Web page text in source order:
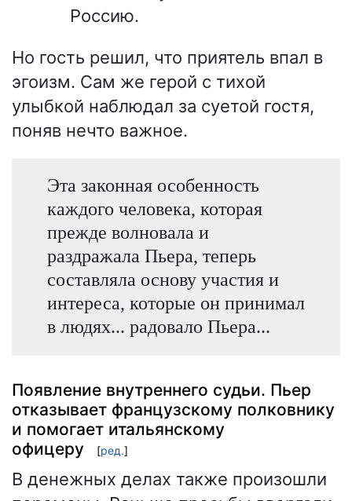
Россию.
Но гость решил, что приятель впал в
эгоизм. Сам же герой с тихой
улыбкой наблюдал за суетой гостя,
поняв нечто важное.
Эта законная особенность
каждого человека, которая
прежде волновала и
раздражала Пьера, теперь
составляла основу участия и
интереса, которые он принимал
в людях... радовало Пьера...
Появление внутреннего судьи. Пьер
отказывает французскому полковнику
и помогает итальянскому
офицеру
[ред.]
В денежных делах также произошли